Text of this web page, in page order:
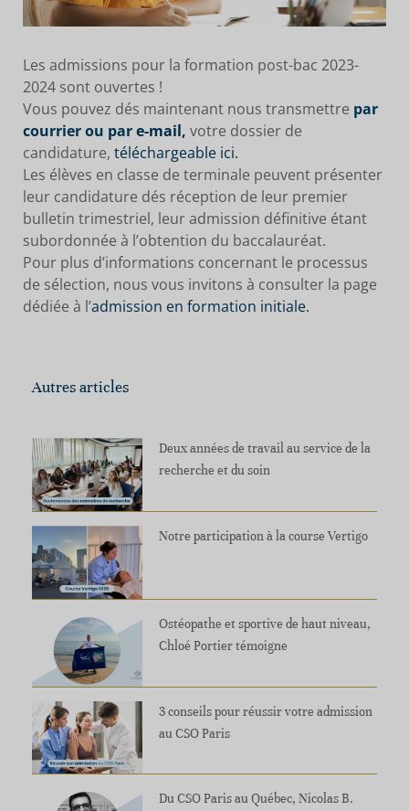
Les admissions pour la formation post-bac 2023-
2024 sont ouvertes !
Vous pouvez dés maintenant nous transmettre par
courrier ou pare-mail, votre dossier de
candidature, téléchargeable ici.
Les élèves en classe de terminale peuvent présenter
leur candidature dés réception de leur premier
bulletin trimestriel, leur admission définitive étant
subordonnée à l’obtention du baccalauréat.
Pour plus d’informations concernant le processus
de sélection, nous vous invitons à consulter la page
dédiée à l’admission en formation initiale.
Autres articles
Deux années de travail au service de la
recherche et du soin
Notre participation à la course Vertigo
Ostéopathe et sportive de haut niveau,
Chloé Portier témoigne
3 conseils pour réussir votre admission
au CSO Paris
Du CSO Paris au Québec, Nicolas B.